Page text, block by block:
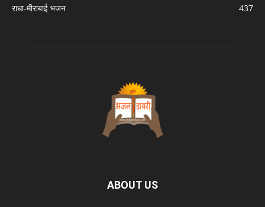
राधा-मीराबाई भजन
437
ABOUT US